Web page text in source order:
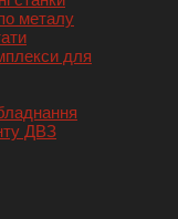
металу
для
ДВЗ